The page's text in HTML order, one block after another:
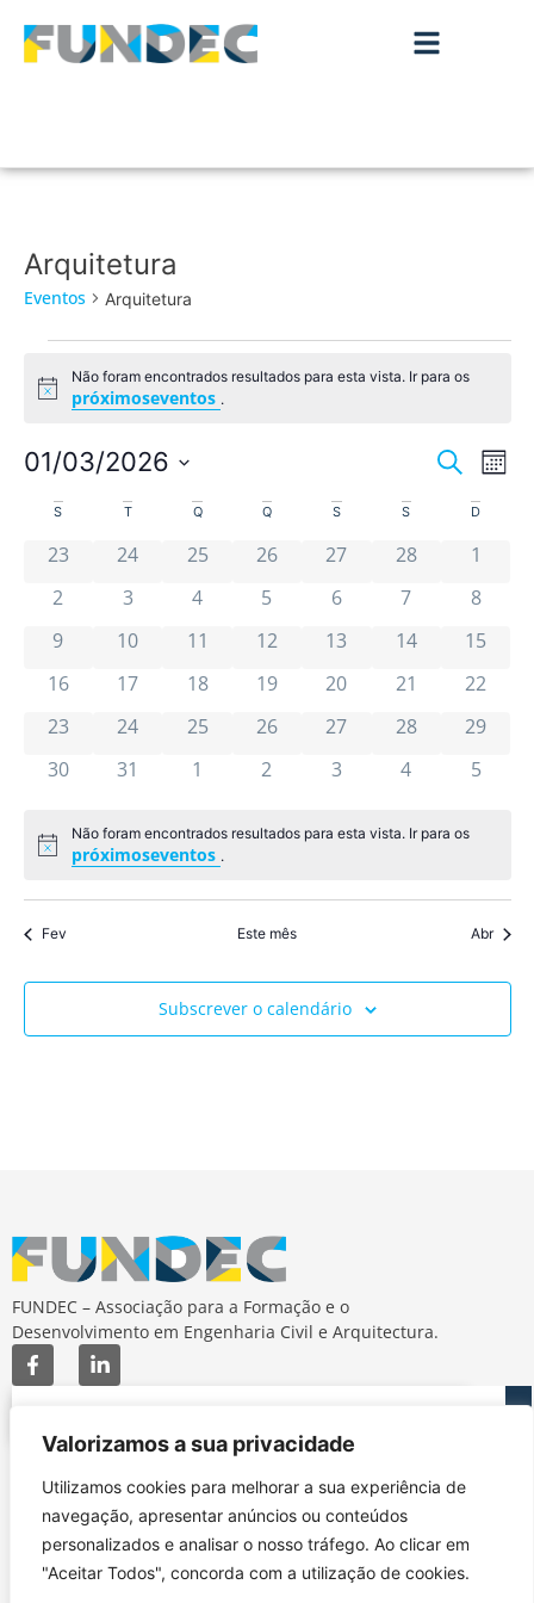
Valorizamos a sua privacidade
Utilizamos cookies para melhorar a sua experiência de
navegação, apresentar anúncios ou conteúdos
personalizados e analisar o nosso tráfego. Ao clicar em
"Aceitar Todos", concorda com a utilização de cookies.
Arquitetura
Eventos Arquitetura
Aviso
Não foram encontrados resultados para esta vista. Ir para os
próximoseventos .
de
de
Pesquisar
Mês
01/03/2026
Calendário
de
Eventos
S T Q Q S S D
0 eventos
23 0 eventos
24 0 eventos
25 0 eventos
26 0 eventos
27 0 eventos
28 0
1
0 eventos
2 0 eventos
3 0 eventos
4 0 eventos
5 0 eventos
6 0 eventos
7 0
8
0 eventos
9 0 eventos
10 0 eventos
11 0 eventos
12 0 eventos
13 0 eventos
14 0
15
0 eventos
16 0 eventos
17 0 eventos
18 0 eventos
19 0 eventos
20 0 eventos
21 0
22
0 eventos
23 0 eventos
24 0 eventos
25 0 eventos
26 0 eventos
27 0 eventos
28 0
29
0 eventos
30 0 eventos
31 0 eventos
1 0 eventos
2 0 eventos
3 0 eventos
4 0
5
Aviso
Não foram encontrados resultados para esta vista. Ir para os
próximoseventos .
Fev Este mês Abr
Subscrever o calendário
FUNDEC – Associação para a Formação e o
Desenvolvimento em Engenharia Civil e Arquitectura.
MAPA DO SITE
Subscrever Newsletter
Contactos
Google Maps
CONTACTOS
fundec@tecnico.ulisboa.pt
FUNDEC - IST - DECivil
Av. Rovisco Pais, 1049-